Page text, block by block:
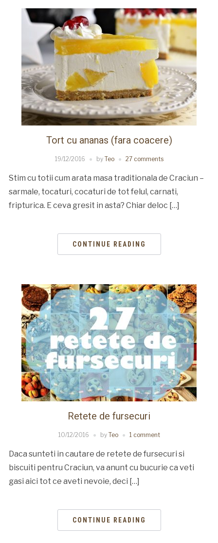
Tort cu ananas (fara coacere)
19/12/2016 by Teo 27 comments
Stim cu totii cum arata masa traditionala de Craciun –
sarmale, tocaturi, cocaturi de tot felul, carnati,
fripturica. E ceva gresit in asta? Chiar deloc […]
CONTINUE READING
Retete de fursecuri
10/12/2016 by Teo 1 comment
Daca sunteti in cautare de retete de fursecuri si
biscuiti pentru Craciun, va anunt cu bucurie ca veti
gasi aici tot ce aveti nevoie, deci […]
CONTINUE READING